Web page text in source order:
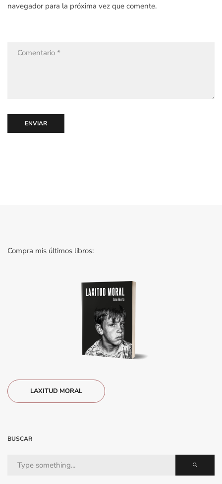
navegador para la próxima vez que comente.
ENVIAR
Compra mis últimos libros:
LAXITUD MORAL
BUSCAR